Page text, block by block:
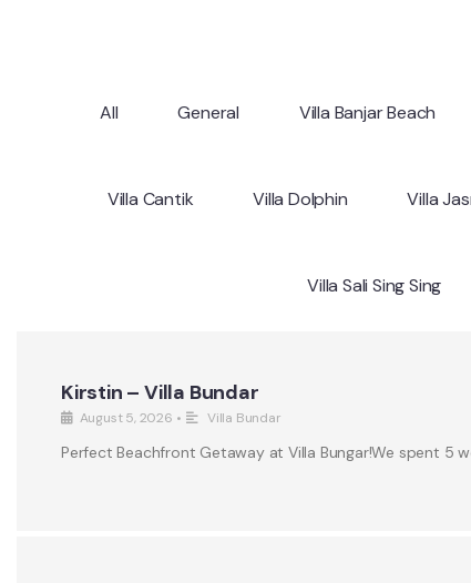
All General Villa Banjar Beach
Villa Cantik Villa Dolphin Villa
Villa Sali Sing Sing
Kirstin – Villa Bundar
August 5, 2026 • Villa Bundar
Perfect Beachfront Getaway at Villa Bungar!We spent 5